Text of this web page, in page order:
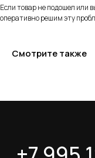
Если товар не подошел или
оперативно решим эту
Смотрите также
Политика
О магазине